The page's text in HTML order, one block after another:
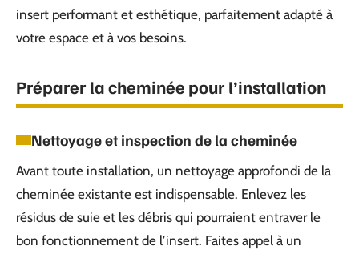
insert performant et esthétique, parfaitement adapté à
votre espace et à vos besoins.
Préparer la cheminée pour l’installation
Nettoyage et inspection de la cheminée
Avant toute installation, un nettoyage approfondi de la
cheminée existante est indispensable. Enlevez les
résidus de suie et les débris qui pourraient entraver le
bon fonctionnement de l’insert. Faites appel à un